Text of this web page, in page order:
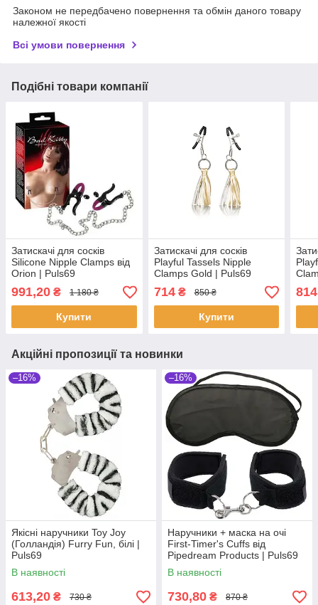
Законом не передбачено повернення та обмін даного товару
належної якості
Всі умови повернення
Подібні товари компанії
Затискачі для сосків
Silicone Nipple Clamps від
Orion | Puls69
991,20 ₴ 1 180 ₴
Купити
Затискачі для сосків
Playful Tassels Nipple
Clamps Gold | Puls69
714₴ 850 ₴
Купити
Акційні пропозиції та новинки
–16%
Якісні наручники Toy Joy
(Голландія) Furry Fun, білі |
Puls69
В наявності
613,20 ₴ 730 ₴
–16%
Наручники + маска на очі
First-Timer's Cuffs від
Pipedream Products | Puls69
В наявності
730,80 ₴ 870 ₴